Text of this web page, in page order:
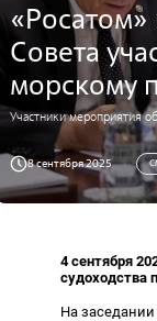
Совета
морскому
Участники мероприятия
8 сентября 2025
4 сентября
судоходства
На заседании